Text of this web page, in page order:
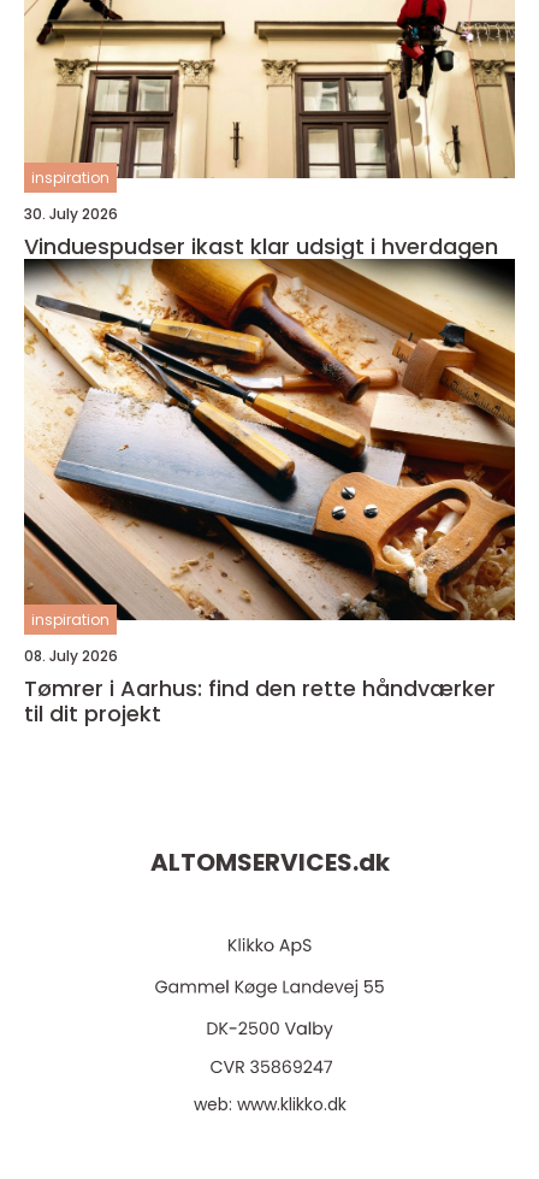
inspiration
30. July 2026
Vinduespudser ikast klar udsigt i hverdagen
inspiration
08. July 2026
Tømrer i Aarhus: find den rette håndværker
til dit projekt
ALTOMSERVICES.dk
web: www.klikko.dk